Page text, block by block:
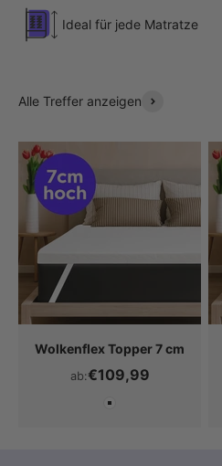
Ideal für jede Matratze
Alle Treffer anzeigen
Wolkenflex Topper 7 cm
ab:€109,99
Farbe